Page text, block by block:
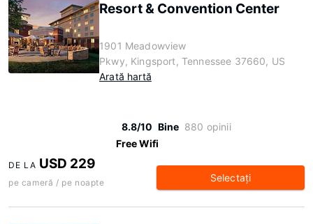
Resort & Convention Center
1901 Meadowview
Pkwy, Kingsport, Tennessee 37660, US
Arată hartă
8.8/10 Bine 880 opinii
Free Wifi
DE LA USD 229
pe cameră / pe noapte Selectaţi